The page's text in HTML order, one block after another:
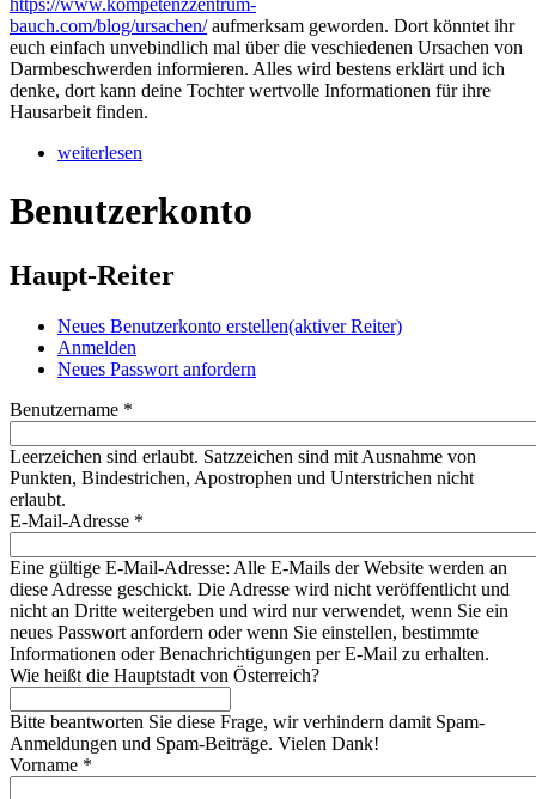
https://www.kompetenzzentrum-
bauch.com/blog/ursachen/aufmerksam geworden. Dort könntet ihr
euch einfach unvebindlich mal über die veschiedenen Ursachen von
Darmbeschwerden informieren. Alles wird bestens erklärt und ich
denke, dort kann deine Tochter wertvolle Informationen für ihre
Hausarbeit finden.
weiterlesen
Benutzerkonto
Haupt-Reiter
Neues Benutzerkonto erstellen(aktiver Reiter)
Anmelden
Neues Passwort anfordern
Benutzername *
Leerzeichen sind erlaubt. Satzzeichen sind mit Ausnahme von
Punkten, Bindestrichen, Apostrophen und Unterstrichen nicht
erlaubt.
E-Mail-Adresse *
Eine gültige E-Mail-Adresse: Alle E-Mails der Website werden an
diese Adresse geschickt. Die Adresse wird nicht veröffentlicht und
nicht an Dritte weitergeben und wird nur verwendet, wenn Sie ein
neues Passwort anfordern oder wenn Sie einstellen, bestimmte
Informationen oder Benachrichtigungen per E-Mail zu erhalten.
Wie heißt die Hauptstadt von Österreich?
Bitte beantworten Sie diese Frage, wir verhindern damit Spam-
Anmeldungen und Spam-Beiträge. Vielen Dank!
Vorname *